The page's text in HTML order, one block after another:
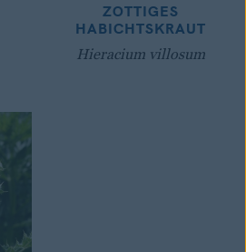
ZOTTIGES
HABICHTSKRAUT
Hieracium villosum